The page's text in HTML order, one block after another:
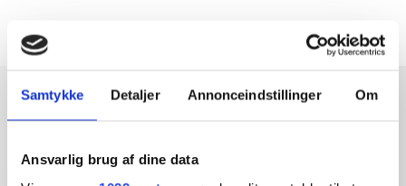
Samtykke Detaljer Annonceindstillinger Om
Ansvarlig brug af dine data